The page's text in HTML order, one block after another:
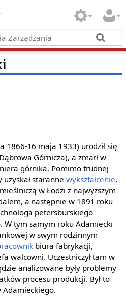
1866-16 maja 1933) urodził się
Górnicza), a zmarł w
górnika. Pomimo trudnej
staranne wykształcenie,
w Łodzi z najwyższym
a następnie w 1891 roku
petersburskiego
W tym samym roku Adamiecki
w swym rodzinnym
biura fabrykacji,
walcowni. Uczestniczył tam w
analizowane były problemy
procesu produkcji. Był to
Adamieckiego.